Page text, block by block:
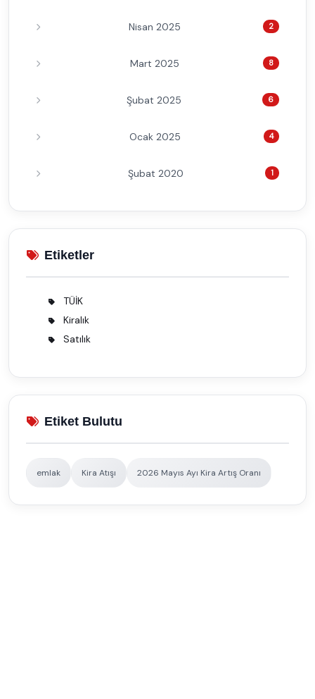
Nisan 2025 2
Mart 2025 8
Şubat 2025 6
Ocak 2025 4
Şubat 2020 1
Etiketler
TÜİK
Kiralık
Satılık
Etiket Bulutu
emlak Kira Atışı 2026 Mayıs Ayı Kira Artış Oranı